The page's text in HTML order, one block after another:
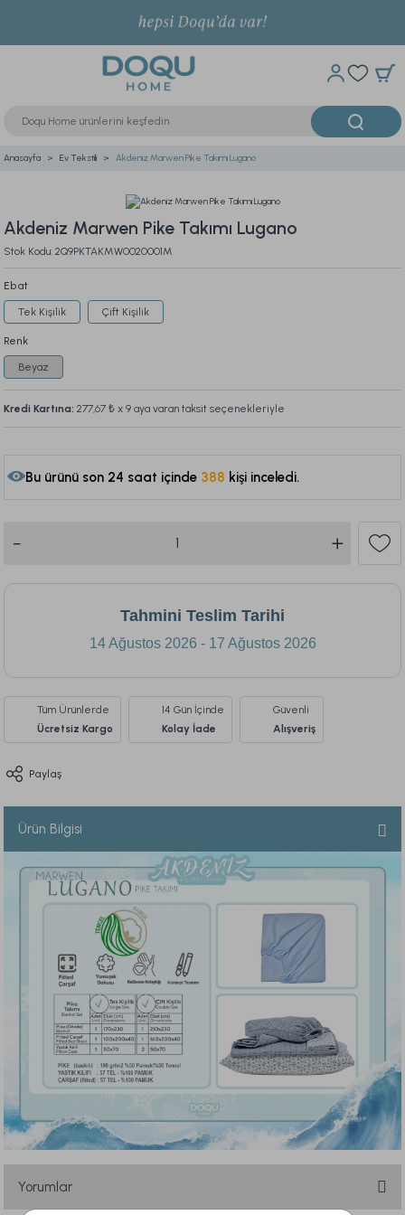
Anasayfa Ev Tekstili Akdeniz Marwen Pike Takımı Lugano
Akdeniz Marwen Pike Takımı Lugano
Stok Kodu: 2Q9PKTAKMW0020001M
Ebat
Tek Kişilik Çift Kişilik
Renk
Beyaz
Kredi Kartına: 277,67 ₺ x 9 aya varan taksit seçenekleriyle
Tahmini Teslim Tarihi
14 Ağustos 2026 - 17 Ağustos 2026
Tüm Ürünlerde
Ücretsiz Kargo
14 Gün İçinde
Kolay İade
Güvenli
Alışveriş
Paylaş
Ürün Bilgisi
Yorumlar